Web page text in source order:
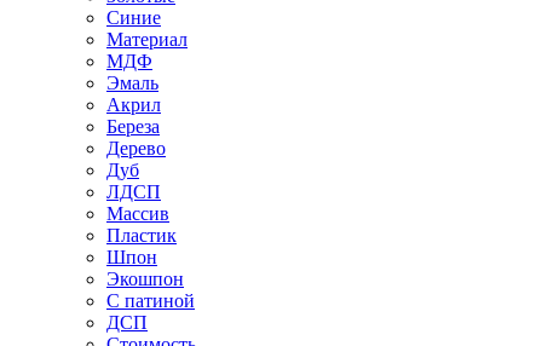
Синие
Материал
МДФ
Эмаль
Акрил
Береза
Дерево
Дуб
ЛДСП
Массив
Пластик
Шпон
Экошпон
С патиной
ДСП